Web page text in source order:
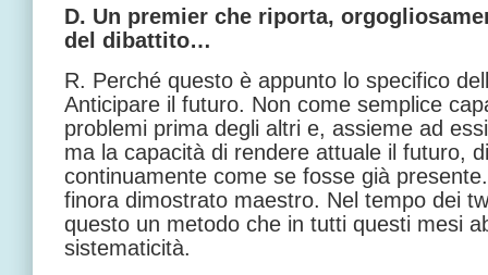
D. Un premier che riporta,
del dibattito…
R. Perché questo è appunto lo specifico
Anticipare il futuro. Non come semplice
problemi prima degli altri e, assieme ad
ma la capacità di rendere attuale il futuro,
continuamente come se fosse già
finora dimostrato maestro. Nel tempo dei
questo un metodo che in tutti questi mesi
sistematicità.